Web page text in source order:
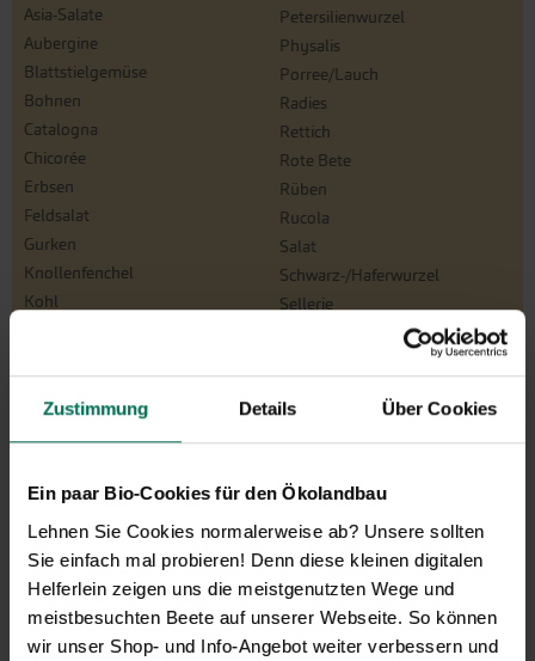
Zustimmung Details Über Cookies
Ein paar Bio-Cookies für den Ökolandbau
Lehnen Sie Cookies normalerweise ab? Unsere sollten
Sie einfach mal probieren! Denn diese kleinen digitalen
Helferlein zeigen uns die meistgenutzten Wege und
meistbesuchten Beete auf unserer Webseite. So können
wir unser Shop- und Info-Angebot weiter verbessern und
Asia-Salate
Aubergine
Blattstielgemüse
Bohnen
Catalogna
Chicorée
Erbsen
Feldsalat
Gurken
Knollenfenchel
Kohl
Mangold
Melone
Paprika
Petersilienwurzel
Physalis
Porree/Lauch
Radies
Rettich
Rote Bete
Rüben
Rucola
Salat
Schwarz-/Haferwurzel
Sellerie
Spinat/Spinat-Ähnliche
Zichoriensalate
Zucchini
Kräuter
Basilikum
Bohnenkraut
Melisse
Oregano